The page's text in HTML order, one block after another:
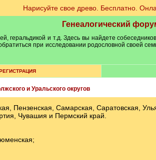
Нарисуйте свое древо. Бесплатно.
Генеалогический
геральдикой и т.д. Здесь вы найдете
при исследовании родословной своей
и Уральского округов
Пензенская, Самарская, Саратовская,
Чувашия и Пермский край.